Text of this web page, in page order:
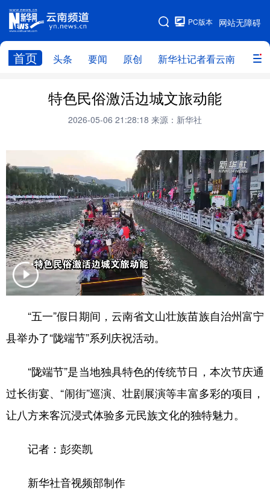
网站无障碍
PC版本
首页 头条 要闻 原创 新华社记者看云南 政务
网站地图
头条 云南要闻 本网原创
新华社记者看云南 政务
教育
州市
社会
图片
经济 服务 云南故事
云南青年说 趣看文物
特色民俗激活边城文旅动能
2026-05-06 21:28:18 来源：新华社
“五一”假日期间，云南省文山壮族苗族自治州富宁
县举办了“陇端节”系列庆祝活动。
“陇端节”是当地独具特色的传统节日，本次节庆通
过长街宴、“闹街”巡演、壮剧展演等丰富多彩的项目，
让八方来客沉浸式体验多元民族文化的独特魅力。
记者：彭奕凯
新华社音视频部制作